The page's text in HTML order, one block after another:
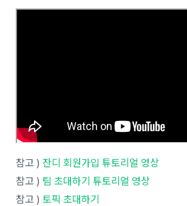
참고 )잔디 회원가입 튜토리얼 영상
참고 ) 팀 초대하기 튜토리얼 영상
참고 )토픽 초대하기